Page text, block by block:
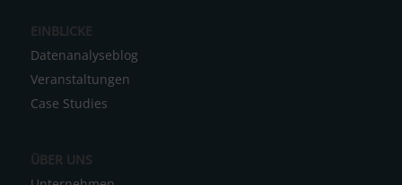
t
i
v
e
EINBLICKE
Datenanalyseblog
Veranstaltungen
Case Studies
ÜBER UNS